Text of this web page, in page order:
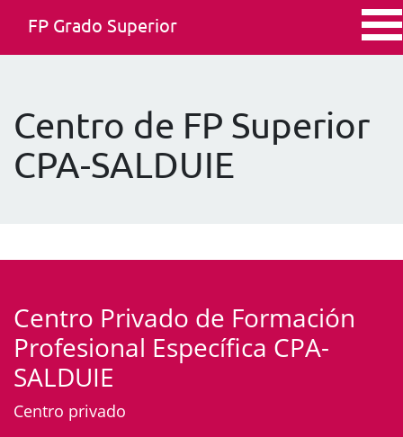
FP Grado Superior
Centro de FP Superior
CPA-SALDUIE
Centro Privado de Formación
Profesional Específica CPA-
SALDUIE
Centro privado